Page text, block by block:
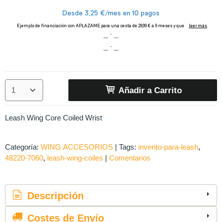
Añadir a Carrito
Leash Wing Core Coiled Wrist
Categoría: WING ACCESORIOS | Tags: invento-para-leash
48220-7060 leash-wing-coiles | Comentarios
Descripción
Costes de Envío